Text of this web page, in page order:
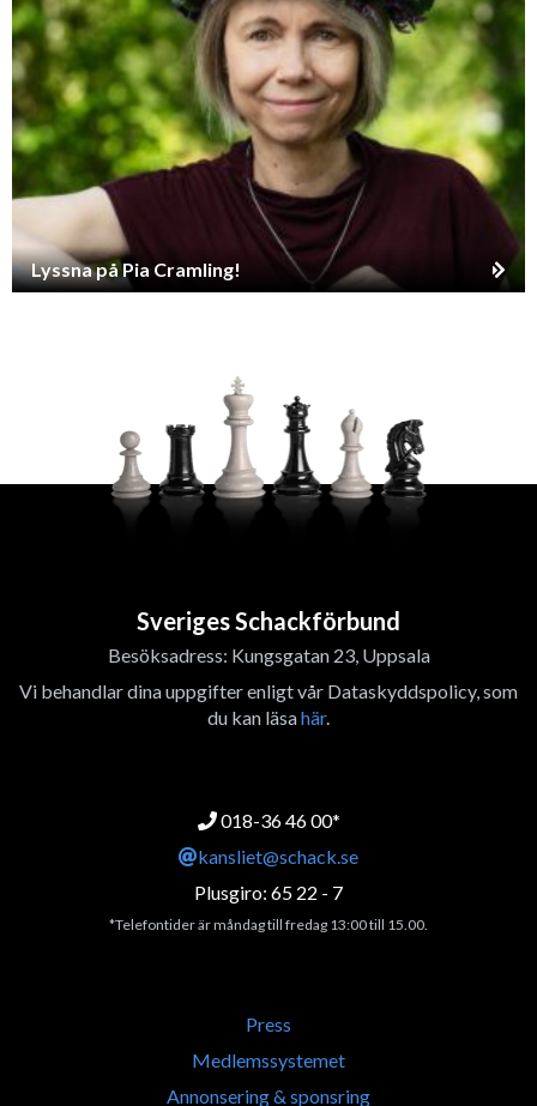
Lyssna på Pia Cramling!
Sveriges Schackförbund
Besöksadress: Kungsgatan 23, Uppsala
Vi behandlar dina uppgifter enligt vår Dataskyddspolicy, som
du kan läsahär.
018-36 46 00*
kansliet@schack.se
Plusgiro: 65 22 - 7
*Telefontider är måndag till fredag 13:00 till 15.00.
Press
Medlemssystemet
Annonsering & sponsring